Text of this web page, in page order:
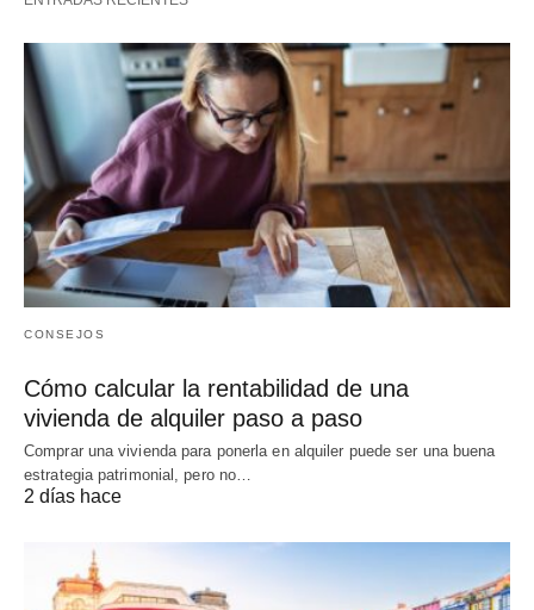
CONSEJOS
Cómo calcular la rentabilidad de una
vivienda de alquiler paso a paso
Comprar una vivienda para ponerla en alquiler puede ser una buena
estrategia patrimonial, pero no…
2 días hace